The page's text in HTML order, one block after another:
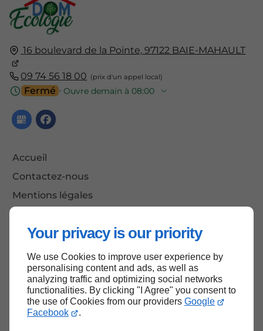
Your privacy is our priority
We use Cookies to improve user experience by
personalising content and ads, as well as
analyzing traffic and optimizing social networks
functionalities. By clicking "I Agree" you consent to
the use of Cookies from our providers Google
Facebook
.
16 boulevard de la Pointe, 97122 BAIE-MAHAULT
09 74 56 18 00
Fermé ⋅ Ouvre demain à 08:00
Accueil
Contactez-nous
Mentions légales
Haut de page